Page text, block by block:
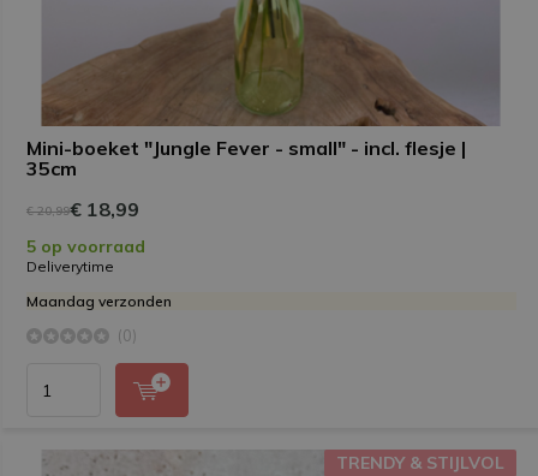
Mini-boeket "Jungle Fever - small" - incl. flesje |
35cm
€ 20,99€ 18,99
5 op voorraad
Deliverytime
Maandag verzonden
(0)
TRENDY & STIJLVOL